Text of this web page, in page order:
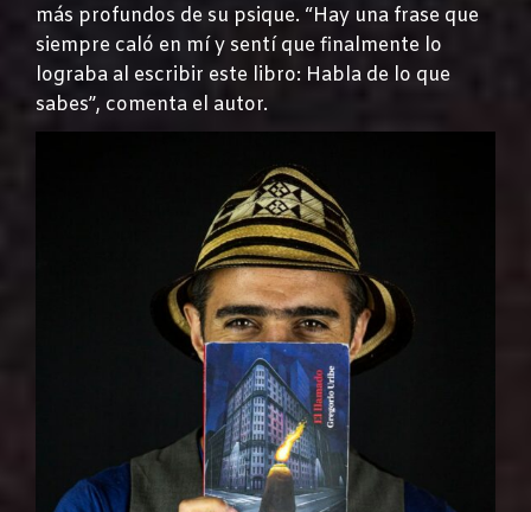
más profundos de su psique. “Hay una frase que
siempre caló en mí y sentí que finalmente lo
lograba al escribir este libro: Habla de lo que
sabes”, comenta el autor.